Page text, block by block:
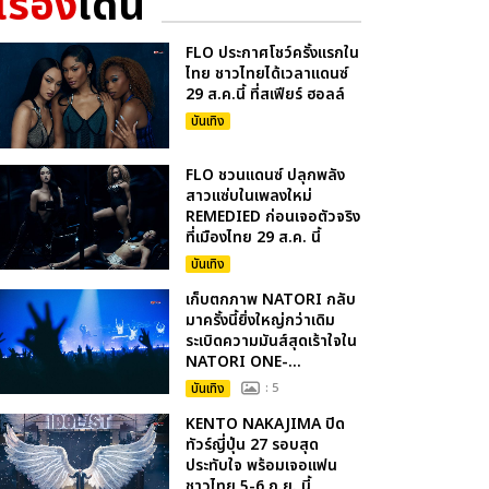
FLO ประกาศโชว์ครั้งแรกใน
ไทย ชาวไทยได้เวลาแดนซ์
29 ส.ค.นี้ ที่สเฟียร์ ฮอลล์
บันเทิง
FLO ชวนแดนซ์ ปลุกพลัง
สาวแซ่บในเพลงใหม่
REMEDIED ก่อนเจอตัวจริง
ที่เมืองไทย 29 ส.ค. นี้
บันเทิง
เก็บตกภาพ NATORI กลับ
มาครั้งนี้ยิ่งใหญ่กว่าเดิม
ระเบิดความมันส์สุดเร้าใจใน
NATORI ONE-...
บันเทิง : 5
KENTO NAKAJIMA ปิด
ทัวร์ญี่ปุ่น 27 รอบสุด
ประทับใจ พร้อมเจอแฟน